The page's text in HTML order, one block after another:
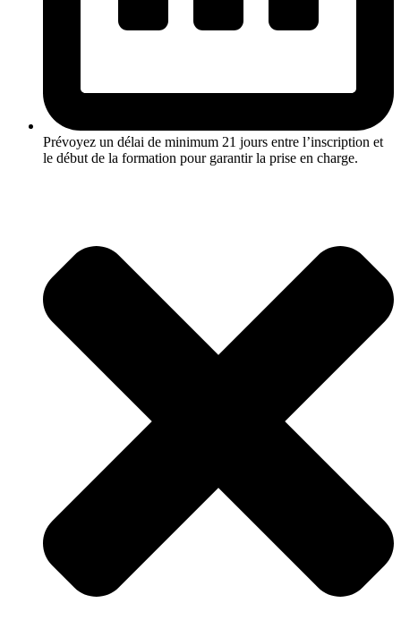
Prévoyez un délai de minimum 21 jours entre l’inscription et
le début de la formation pour garantir la prise en charge.